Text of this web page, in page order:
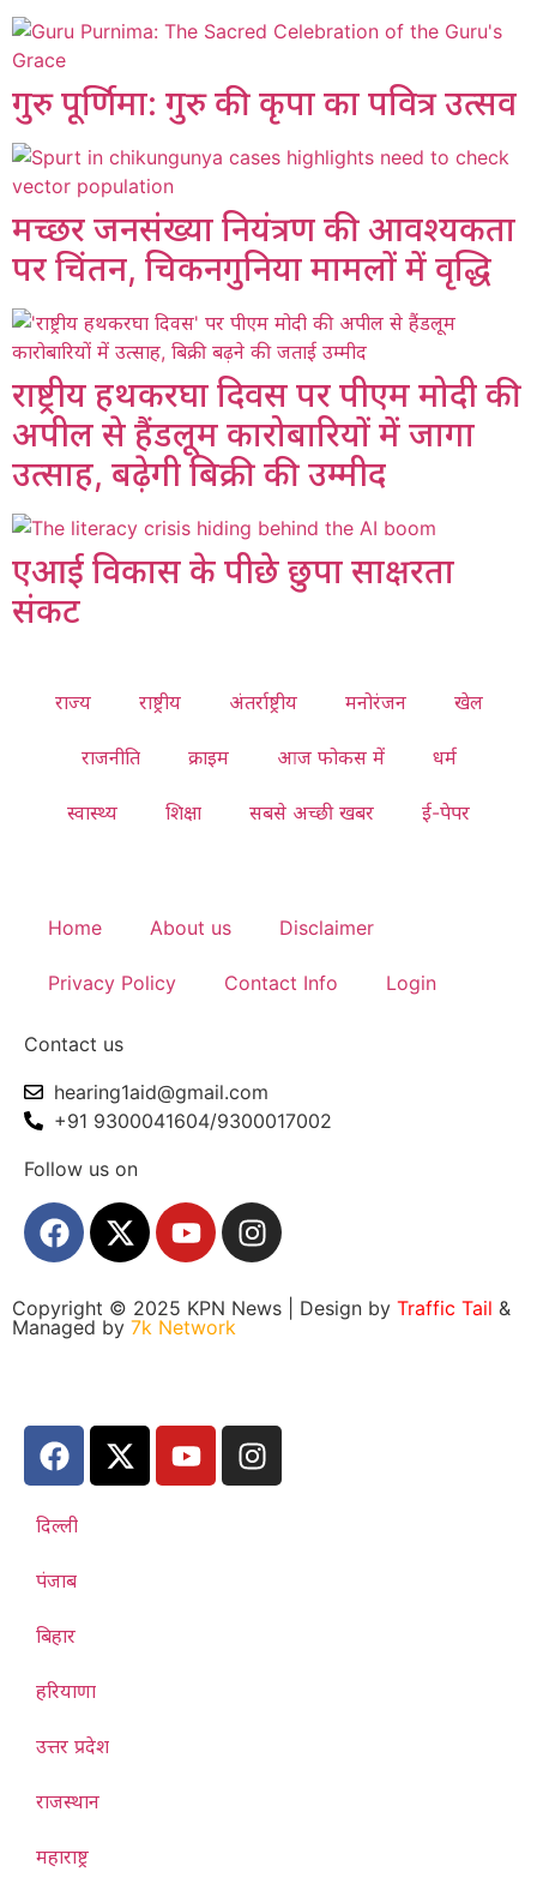
गुरु पूर्णिमा: गुरु की कृपा का पवित्र उत्सव
मच्छर जनसंख्या नियंत्रण की आवश्यकता
पर चिंतन, चिकनगुनिया मामलों में वृद्धि
राष्ट्रीय हथकरघा दिवस पर पीएम मोदी की
अपील से हैंडलूम कारोबारियों में जागा
उत्साह, बढ़ेगी बिक्री की उम्मीद
एआई विकास के पीछे छुपा साक्षरता
संकट
राज्य राष्ट्रीय अंतर्राष्ट्रीय मनोरंजन खेल
राजनीति क्राइम आज फोकस में धर्म
स्वास्थ्य शिक्षा सबसे अच्छी खबर ई-पेपर
Home About us Disclaimer
Privacy Policy Contact Info Login
Contact us
hearing1aid@gmail.com
+91 9300041604/9300017002
Follow us on
Copyright © 2025 KPN News | Design by Traffic Tail &
Managed by 7k Network
दिल्ली
पंजाब
बिहार
हरियाणा
उत्तर प्रदेश
राजस्थान
महाराष्ट्र